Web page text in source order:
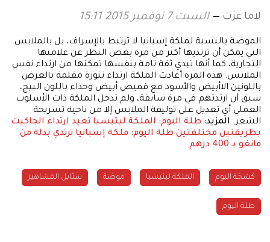
لاما عزت السبت 7 نوفمبر 2015 15:11
الموضة بالنسبة لملكة إسبانيا لا ترتبط بالإسراف، بل بالملابس
التي يمكن أن ترتديها أكثر من مرة بغض النظر عن علامتها
التجارية، كما أنها تبدي ثقة تامة بنفسها تمكنها من ارتداء نفس
الملابس. هذه المرة أعادت الملكة ارتداء تنورة مقلمة بالعرض
باللونين الاأبيض والأسود مع قميص أبيض وحذاء باللون البيج،
سبق أن ارتدتهم في مرة سابقة، ولم تدخل الملكة ذات الأسلوب
العملي أي تعديل على توليفة الملابس إلا من ناحية تسريحة
الشعر. المزيد: طلة اليوم: الملكة ليتيسيا تعيد ارتداء الجاكيت
بطريقتين مختلفتين طلة اليوم: ملكة إسبانيا ترتدي بدلة من
مانغو بـ 400 درهم
كشخة اليوم الملكة ليتيسيا موضة ستايل المشاهير
طلة اليوم